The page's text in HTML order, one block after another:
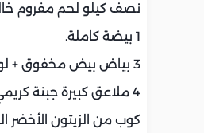
نصف كيلو لحم مفروم
1 بيضة كاملة.
3 بياض بيض مخفوق + لون طعام أحمر (اختياري لإعطاء اللون).
4 ملاعق كبيرة جبنة كريمي.
كوب من الزيتون الأخضر